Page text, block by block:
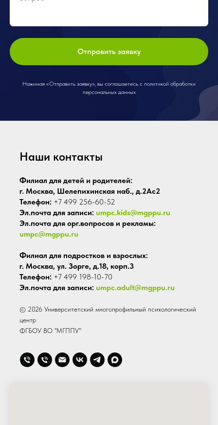
Отправить заявку
Нажимая «Отправить заявку», вы соглашаетесь с политикой обработки
персональных данных
Наши контакты
Филиал для детей и родителей:
г. Москва, Шелепихинская наб., д.2Ас2
Телефон: +7 499 256-60-52
Эл.почта для записи: umpc.kids@mgppu.ru
Эл.почта для орг.вопросов и рекламы:
umpc@mgppu.ru
Филиал для подростков и взрослых:
г. Москва, ул. Зорге, д.18, корп.3
Телефон: +7 499 198-10-70
Эл.почта для записи: umpc.adult@mgppu.ru
© 2026 Университетский многопрофильный психологический
центр
ФГБОУ ВО "МГППУ"